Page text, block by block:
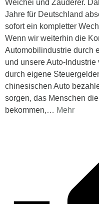
Weichei und Zauderer.
Jahre für Deutschland
sofort ein kompletter
Wenn wir weiterhin die
Automobilindustrie durch
und unsere Auto-
durch eigene
chinesischen Auto
sorgen, das Menschen
bekommen,… Mehr